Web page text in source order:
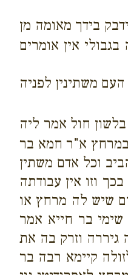
בידך מאומה מן
אין אומרים
משתינין לפניה
חול אמר ליה
במרחץ א"ר חמא בר
וכל אדם משתין
וזו אין עבודתה
שיש לה מרחץ או
שימי בר חייא אמר
גיררה וזרק בה את
קיימא רבה בר